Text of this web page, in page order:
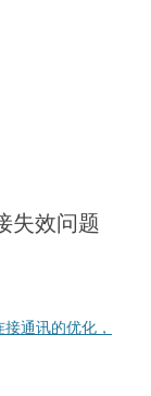
失效问题
通讯的优化，